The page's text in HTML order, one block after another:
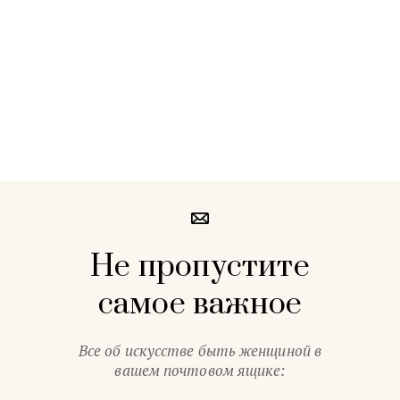
Не пропустите
самое важное
Все об искусстве быть женщиной в
вашем почтовом ящике: